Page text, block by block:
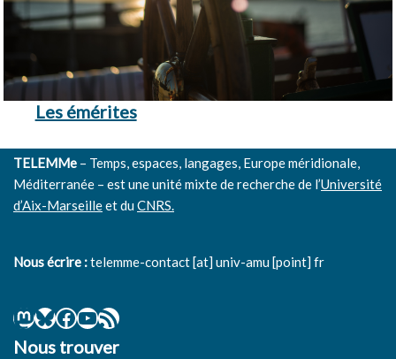
Les émérites
TELEMMe – Temps, espaces, langages, Europe méridionale,
Méditerranée – est une unité mixte de recherche de l’Université
d’Aix-Marseilleet duCNRS.
Nous écrire :telemme-contact [at] univ-amu [point] fr
Nous trouver